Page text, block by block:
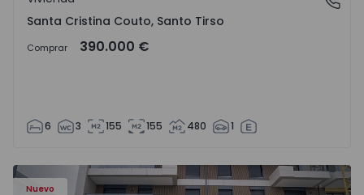
Santa Cristina Couto, Santo Tirso
Comprar 390.000 €
6 3 155 155 480 1
Nuevo